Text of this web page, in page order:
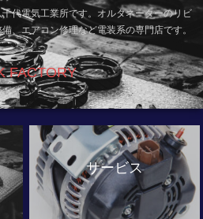
代電気工業所です。オルタネーターのリビ
、エアコン修理など電装系の専門店です。
FACTORY
サービス